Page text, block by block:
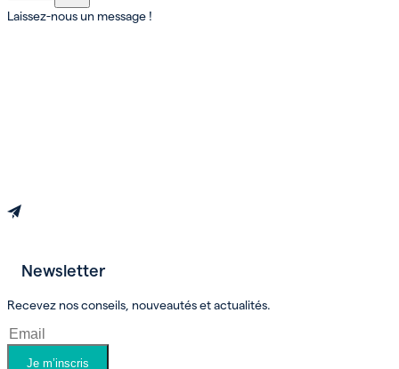
Laissez-nous un message !
Newsletter
Recevez nos conseils, nouveautés et actualités.
Je m’inscris